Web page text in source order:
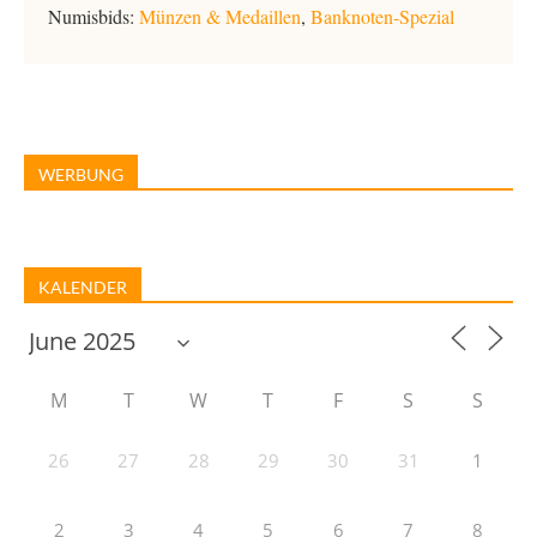
Numisbids: Münzen & Medaillen, Banknoten-Spezial
WERBUNG
KALENDER
M T W T F S S
26 27 28 29 30 31 1
2 3 4 5 6 7 8